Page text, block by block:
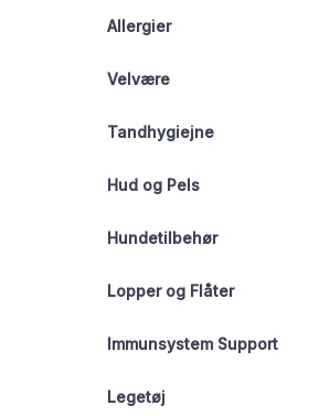
Allergier
Velvære
Tandhygiejne
Hud og Pels
Hundetilbehør
Lopper og Flåter
Immunsystem Support
Legetøj